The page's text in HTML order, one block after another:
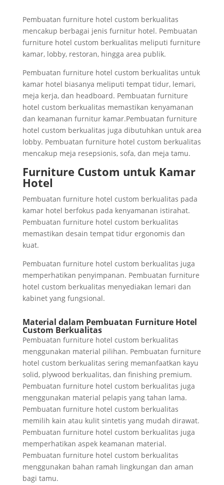
Pembuatan furniture hotel custom berkualitas
mencakup berbagai jenis furnitur hotel. Pembuatan
furniture hotel custom berkualitas meliputi furniture
kamar, lobby, restoran, hingga area publik.
Pembuatan furniture hotel custom berkualitas untuk
kamar hotel biasanya meliputi tempat tidur, lemari,
meja kerja, dan headboard. Pembuatan furniture
hotel custom berkualitas memastikan kenyamanan
dan keamanan furnitur kamar.Pembuatan furniture
hotel custom berkualitas juga dibutuhkan untuk area
lobby. Pembuatan furniture hotel custom berkualitas
mencakup meja resepsionis, sofa, dan meja tamu.
Furniture Custom untuk Kamar
Hotel
Pembuatan furniture hotel custom berkualitas pada
kamar hotel berfokus pada kenyamanan istirahat.
Pembuatan furniture hotel custom berkualitas
memastikan desain tempat tidur ergonomis dan
kuat.
Pembuatan furniture hotel custom berkualitas juga
memperhatikan penyimpanan. Pembuatan furniture
hotel custom berkualitas menyediakan lemari dan
kabinet yang fungsional.
Material dalam Pembuatan Furniture Hotel
Custom Berkualitas
Pembuatan furniture hotel custom berkualitas
menggunakan material pilihan. Pembuatan furniture
hotel custom berkualitas sering memanfaatkan kayu
solid, plywood berkualitas, dan finishing premium.
Pembuatan furniture hotel custom berkualitas juga
menggunakan material pelapis yang tahan lama.
Pembuatan furniture hotel custom berkualitas
memilih kain atau kulit sintetis yang mudah dirawat.
Pembuatan furniture hotel custom berkualitas juga
memperhatikan aspek keamanan material.
Pembuatan furniture hotel custom berkualitas
menggunakan bahan ramah lingkungan dan aman
bagi tamu.